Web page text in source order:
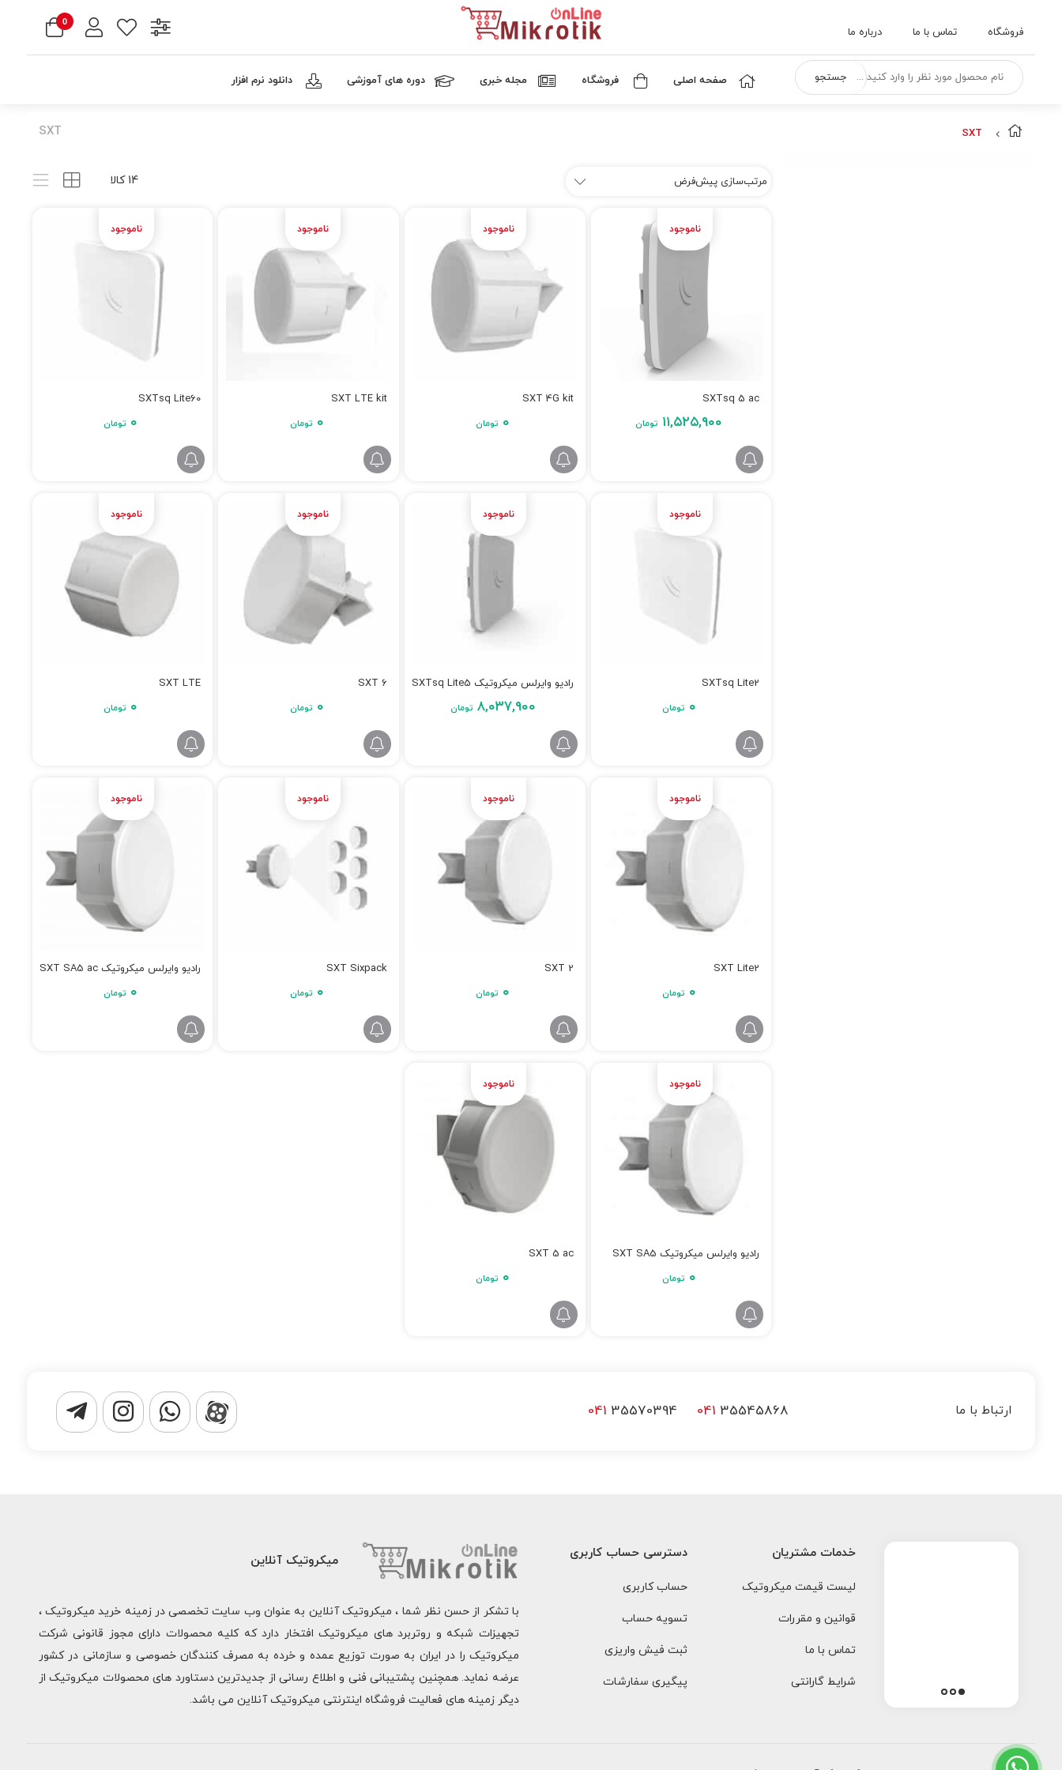
فروشگاه تماس با ما درباره ما
0
جستجو صفحه اصلی فروشگاه مجله خبری دوره های آموزشی دانلود نرم افزار
SXT SXT
14 کالا
SXTsq 5 ac
۱۱,۵۲۵,۹۰۰ تومان
SXT 4G kit
۰ تومان
SXT LTE kit
۰ تومان
SXTsq Lite60
۰ تومان
SXTsq Lite2
۰ تومان
رادیو وایرلس میکروتیک SXTsq Lite5
۸,۰۳۷,۹۰۰ تومان
SXT 6
۰ تومان
SXT LTE
۰ تومان
SXT Lite2
۰ تومان
SXT 2
۰ تومان
SXT Sixpack
۰ تومان
رادیو وایرلس میکروتیک SXT SA5 ac
۰ تومان
رادیو وایرلس میکروتیک SXT SA5
۰ تومان
SXT 5 ac
۰ تومان
ارتباط با ما 041 35570394 041 35545868
خدمات مشتریان
لیست قیمت میکروتیک
قوانین و مقررات
تماس با ما
شرایط گارانتی
دسترسی حساب کاربری
حساب کاربری
تسویه حساب
ثبت فیش واریزی
پیگیری سفارشات
میکروتیک آنلاین
با تشکر از حسن نظر شما ، میکروتیک آنلاین به عنوان وب سایت تخصصی در زمینه خرید میکروتیک ،
تجهیزات شبکه و روتربرد های میکروتیک افتخار دارد که کلیه محصولات دارای مجوز قانونی شرکت
میکروتیک را در ایران به صورت توزیع عمده و خرده به مصرف کنندگان خصوصی و سازمانی در کشور
عرضه نماید. همچنین پشتیبانی فنی و اطلاع رسانی از جدیدترین دستاورد های محصولات میکروتیک از
دیگر زمینه های فعالیت فروشگاه اینترنتی میکروتیک آنلاین می باشد.